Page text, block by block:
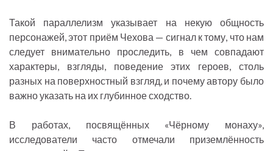
Такой параллелизм указывает на некую общность
персонажей, этот приём Чехова — сигнал к тому, что нам
следует внимательно проследить, в чем совпадают
характеры, взгляды, поведение этих героев, столь
разных на поверхностный взгляд, и почему автору было
важно указать на их глубинное сходство.
В работах, посвящённых «Чёрному монаху»,
исследователи часто отмечали приземлённость